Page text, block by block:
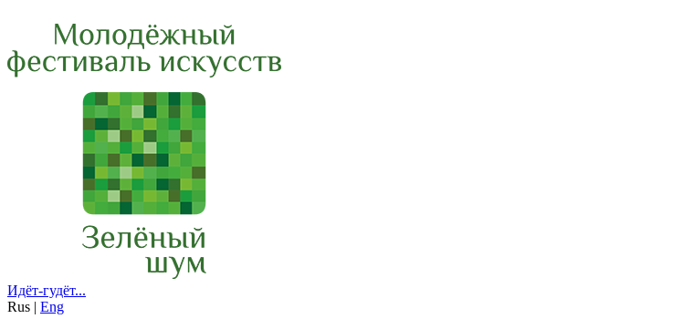
Идёт-гудёт...
Rus | Eng